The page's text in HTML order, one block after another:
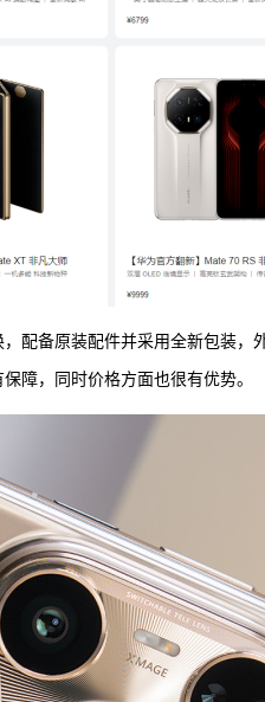
配备原装配件并采用全新包装，
障，同时价格方面也很有优势。